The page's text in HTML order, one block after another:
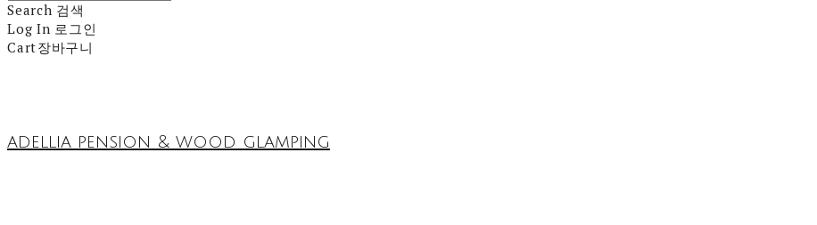
Search 검색
Log In 로그인
Cart장바구니
adellia pension & wood glamping